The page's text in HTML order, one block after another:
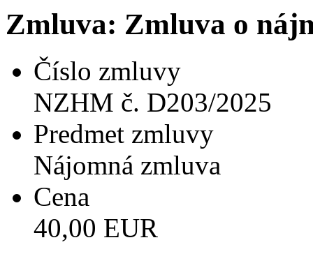
Zmluva: Zmluva o
Číslo zmluvy
NZHM č. D203/2025
Predmet zmluvy
Nájomná zmluva
Cena
40,00 EUR